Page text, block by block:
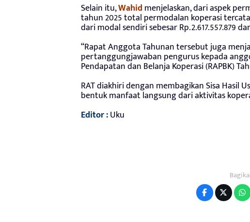
Selain itu,Wahid menjelaskan, dari aspek
tahun 2025 total permodalan koperasi
dari modal sendiri sebesar Rp.2.617.557.879
“Rapat Anggota Tahunan tersebut juga
pertanggungjawaban pengurus kepada
Pendapatan dan Belanja Koperasi (RAPBK)
RAT diakhiri dengan membagikan Sisa Hasil
bentuk manfaat langsung dari aktivitas
Editor :Uku